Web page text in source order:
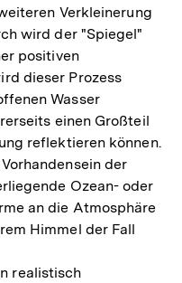
Verkleinerung
wird der "Spiegel"
positiven
dieser Prozess
Wasser
einen Großteil
reflektieren können.
der
Ozean- oder
an die Atmosphäre
Himmel der Fall
realistisch